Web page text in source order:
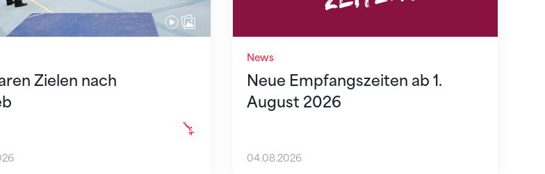
Zielen nach
News
Neue Empfangszeiten ab 1.
August 2026
04.08.2026